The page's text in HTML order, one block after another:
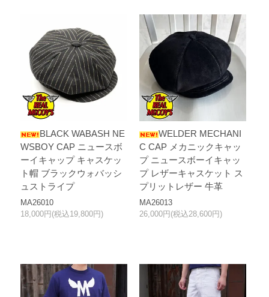
BLACK WABASH NE
WSBOY CAP ニュースボ
ーイキャップ キャスケッ
ト帽 ブラックウォバッシ
ュストライプ
MA26010
18,000円(税込19,800円)
WELDER MECHANI
C CAP メカニックキャッ
プ ニュースボーイキャッ
プ レザーキャスケット ス
プリットレザー 牛革
MA26013
26,000円(税込28,600円)